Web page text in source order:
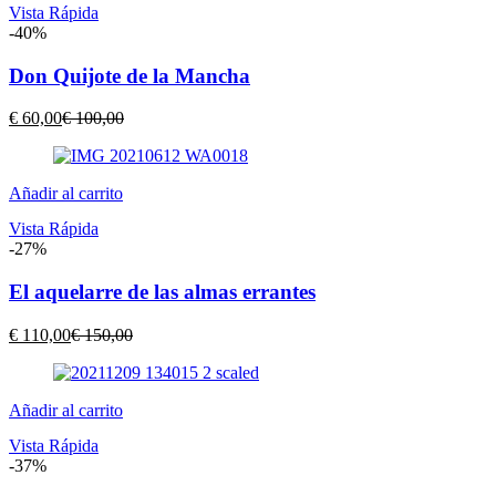
Vista Rápida
-40%
Don Quijote de la Mancha
€ 60,00El
actual
€ 60,00.
€100,00El
original
Añadir al carrito
Vista Rápida
-27%
El aquelarre de las almas errantes
€ 110,00El
actual
€ 110,00.
€150,00El
original
Añadir al carrito
Vista Rápida
-37%